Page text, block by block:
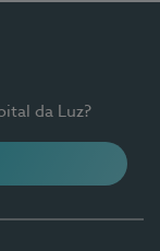
da Luz?